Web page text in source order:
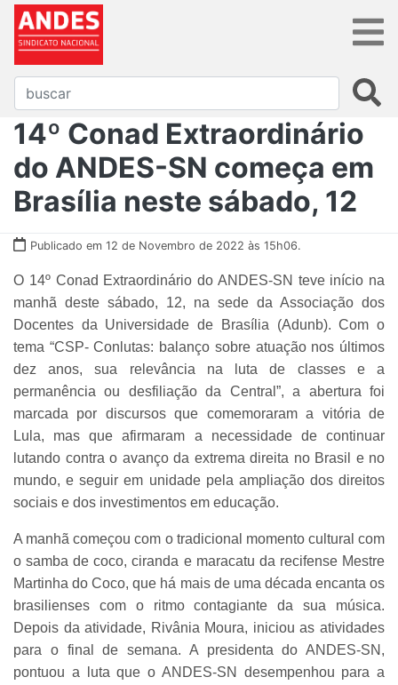
14º Conad Extraordinário
do ANDES-SN começa em
Brasília neste sábado, 12
Publicado em 12 de Novembro de 2022 às 15h06.
O 14º Conad Extraordinário do ANDES-SN teve início na
manhã deste sábado, 12, na sede da Associação dos
Docentes da Universidade de Brasília (Adunb). Com o
tema “CSP- Conlutas: balanço sobre atuação nos últimos
dez anos, sua relevância na luta de classes e a
permanência ou desfiliação da Central”, a abertura foi
marcada por discursos que comemoraram a vitória de
Lula, mas que afirmaram a necessidade de continuar
lutando contra o avanço da extrema direita no Brasil e no
mundo, e seguir em unidade pela ampliação dos direitos
sociais e dos investimentos em educação.
A manhã começou com o tradicional momento cultural com
o samba de coco, ciranda e maracatu da recifense Mestre
Martinha do Coco, que há mais de uma década encanta os
brasilienses com o ritmo contagiante da sua música.
Depois da atividade, Rivânia Moura, iniciou as atividades
para o final de semana. A presidenta do ANDES-SN,
pontuou a luta que o ANDES-SN desempenhou para a